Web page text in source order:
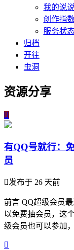
我的说
创作指
服务状
归档
开往
虫洞
资源分享

有QQ号就行：
员
发布于 26 天前
前言 QQ超级会员
以免费抽会员，这
级会员也可以参加
